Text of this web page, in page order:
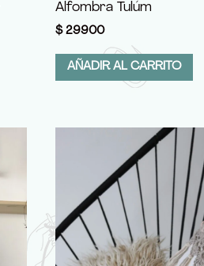
Alfombra Tulúm
$29900
AÑADIR AL CARRITO